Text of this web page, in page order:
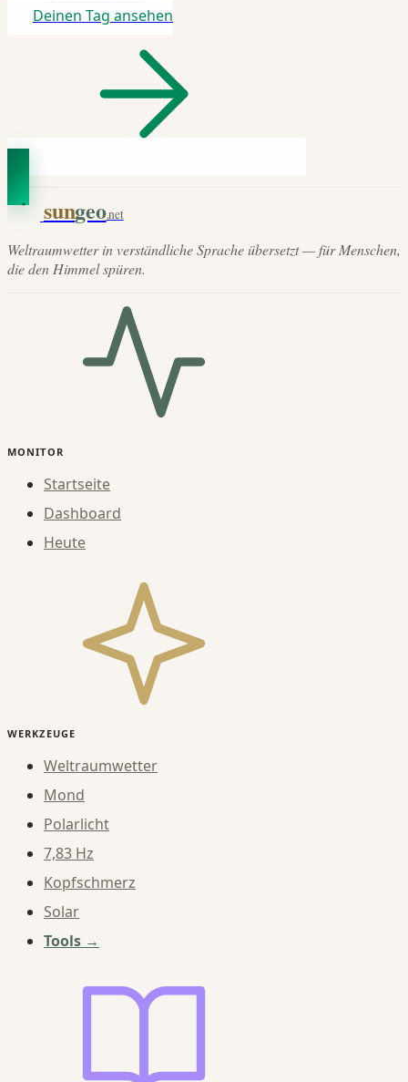
Deinen Tag ansehen
sungeo.net
Weltraumwetter in verständliche Sprache übersetzt — für Menschen,
die den Himmel spüren.
MONITOR
Startseite
Dashboard
Heute
WERKZEUGE
Weltraumwetter
Mond
Polarlicht
7,83 Hz
Kopfschmerz
Solar
Tools →